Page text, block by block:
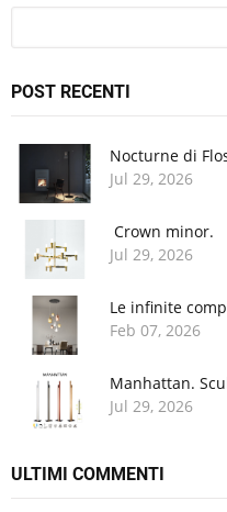
POST RECENTI
Nocturne di
Jul 29, 2026
Crown minor.
Jul 29, 2026
Le infinite
Feb 07, 2026
Manhattan.
Jul 29, 2026
ULTIMI COMMENTI